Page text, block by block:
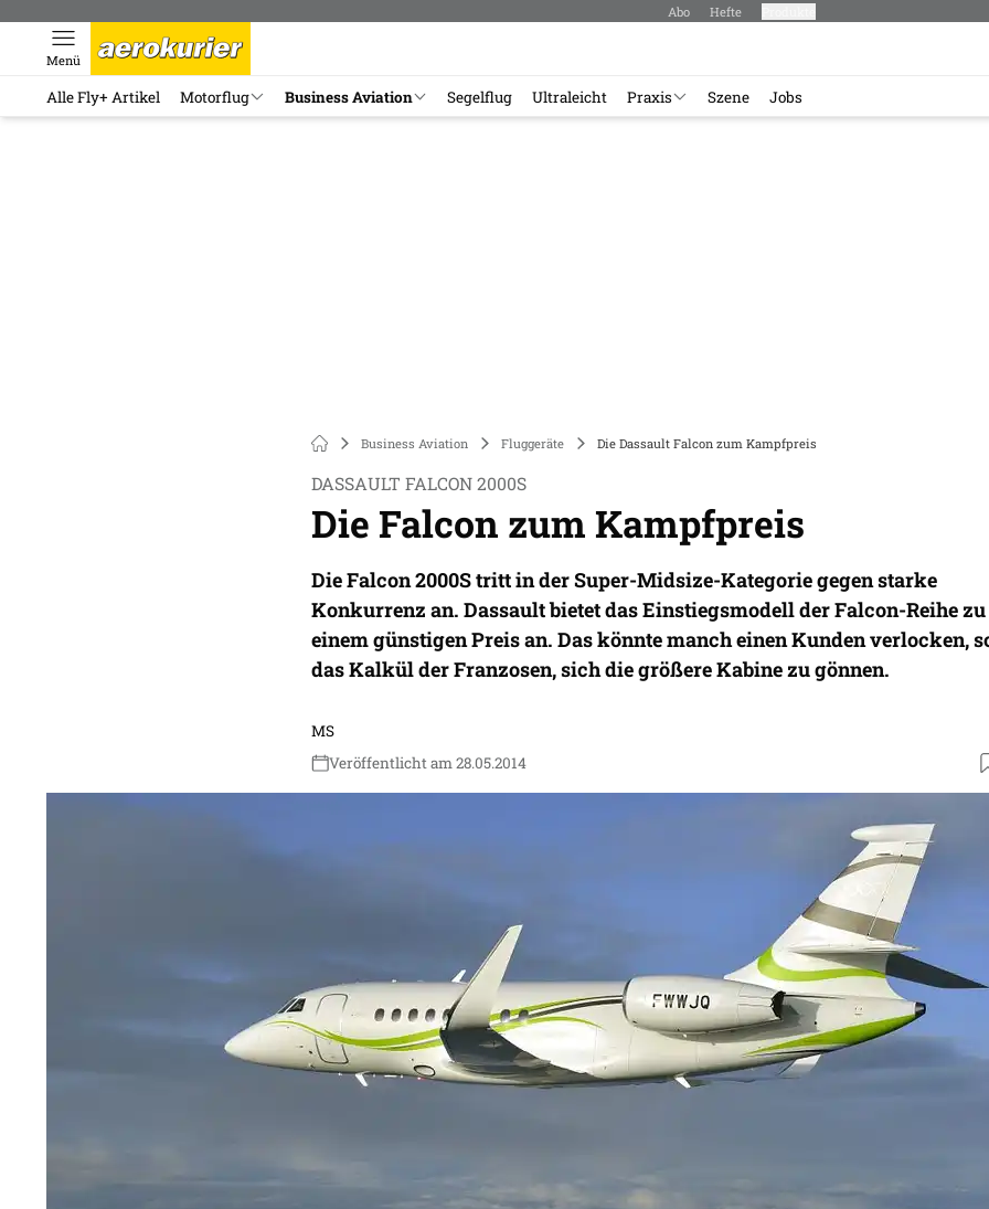
Abo Hefte
Menü
Alle Fly+ Artikel Motorflug Business Aviation Segelflug Ultraleicht Praxis Szene Jobs
Business Aviation Fluggeräte Die Dassault Falcon zum Kampfpreis
DASSAULT FALCON 2000S
Die Falcon zum Kampfpreis
Die Falcon 2000S tritt in der Super-Midsize-Kategorie gegen starke
Konkurrenz an. Dassault bietet das Einstiegsmodell der Falcon-Reihe zu
einem günstigen Preis an. Das könnte manch einen Kunden verlocken,
das Kalkül der Franzosen, sich die größere Kabine zu gönnen.
MS
Veröffentlicht am 28.05.2014